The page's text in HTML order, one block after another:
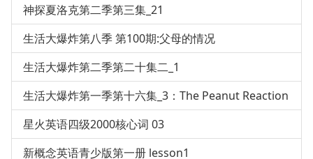
神探夏洛克第二季第三集_21
生活大爆炸第八季 第100期:父母的情况
生活大爆炸第二季第二十集二_1
生活大爆炸第一季第十六集_3：The Peanut Reaction
星火英语四级2000核心词 03
新概念英语青少版第一册 lesson1